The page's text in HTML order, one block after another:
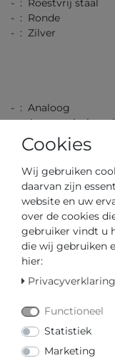
- : Roestvrij staal
- : Ronde
- : Zilver
- : Analoog
- : Automatische
- : Datum
- : Blauw
- : Blauw
- :
Cookies
Wij gebruiken
daarvan zijn
website en uw
over de cookies
gebruiker vindt u
die wij gebruiken
hier:
Privacyverklaring
Functioneel
Statistiek
Marketing